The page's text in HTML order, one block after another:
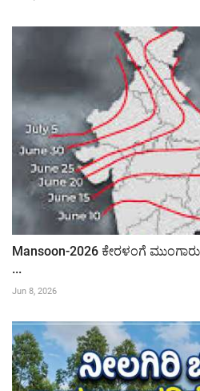
Mansoon-2026 ಕೇರಳಂಗೆ
...
Jun 8, 2026